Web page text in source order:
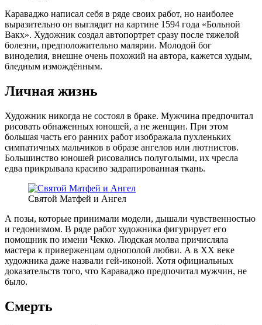
Караваджо написал себя в ряде своих работ, но наиболее
выразительно он выглядит на картине 1594 года «Больной
Вакх». Художник создал автопортрет сразу после тяжелой
болезни, предположительно малярии. Молодой бог
виноделия, внешне очень похожий на автора, кажется худым,
бледным измождённым.
Личная жизнь
Художник никогда не состоял в браке. Мужчина предпочитал
рисовать обнаженных юношей, а не женщин. При этом
большая часть его ранних работ изображала пухленьких
симпатичных мальчиков в образе ангелов или лютнистов.
Большинство юношей рисовались полуголыми, их чресла
едва прикрывала красиво задрапированная ткань.
Святой Матфей и Ангел
А позы, которые принимали модели, дышали чувственностью
и гедонизмом. В ряде работ художника фигурирует его
помощник по имени Чекко. Людская молва причисляла
мастера к приверженцам однополой любви. А в XX веке
художника даже назвали гей-иконой. Хотя официальных
доказательств того, что Караваджо предпочитал мужчин, не
было.
Смерть